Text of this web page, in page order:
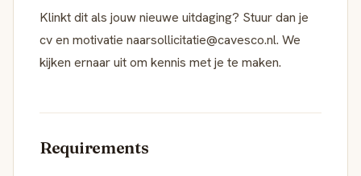
Klinkt dit als jouw nieuwe uitdaging? Stuur dan je
cv en motivatie naarsollicitatie@cavesco.nl. We
kijken ernaar uit om kennis met je te maken.
Requirements